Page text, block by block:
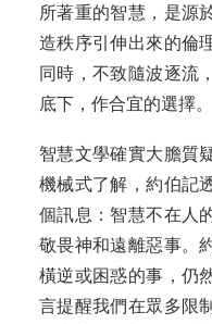
所著重的智慧，是源
造秩序引伸出來的倫
同時，不致隨波逐流
底下，作合宜的選擇。
智慧文學確實大膽質
機械式了解，約伯記
個訊息：智慧不在人
敬畏神和遠離惡事。
橫逆或困惑的事，仍
言提醒我們在眾多限